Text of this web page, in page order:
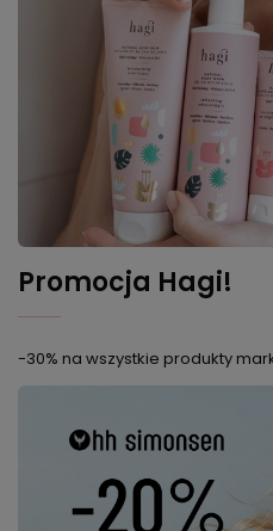
Promocja Hagi!
-30% na wszystkie produkty